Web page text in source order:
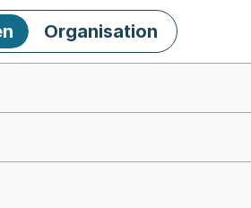
Organisation